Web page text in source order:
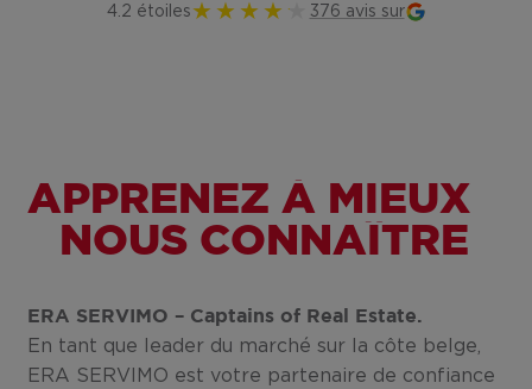
4.2 étoiles 376 avis sur
APPRENEZ À MIEUX
NOUS CONNAÎTRE
ERA SERVIMO – Captains of Real Estate.
En tant que leader du marché sur la côte belge,
ERA SERVIMO est votre partenaire de confiance